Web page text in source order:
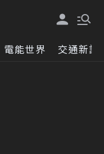
電能世界 交通新訊